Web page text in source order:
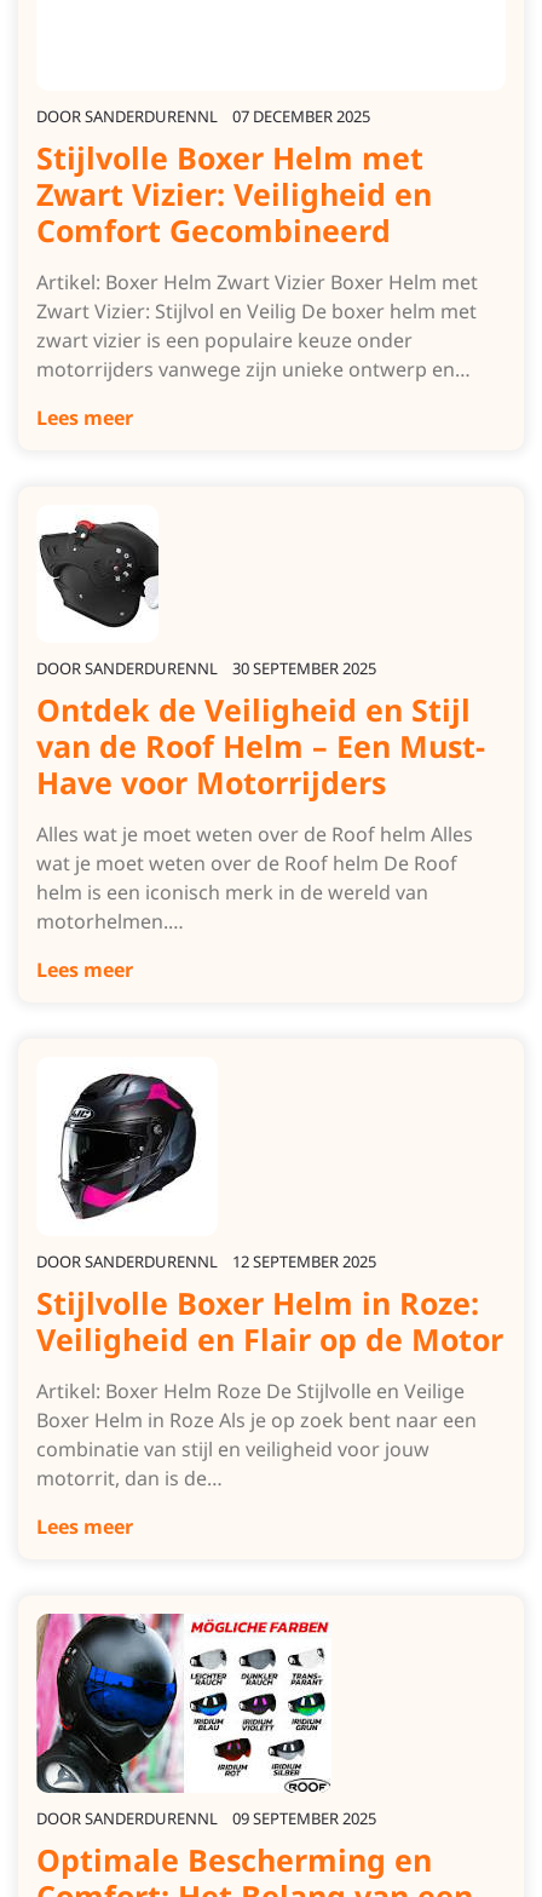
DOORSANDERDURENNL 07 DECEMBER 2025
Stijlvolle Boxer Helm met
Zwart Vizier: Veiligheid en
Comfort Gecombineerd
Artikel: Boxer Helm Zwart Vizier Boxer Helm met
Zwart Vizier: Stijlvol en Veilig De boxer helm met
zwart vizier is een populaire keuze onder
motorrijders vanwege zijn unieke ontwerp en…
Lees meer
DOORSANDERDURENNL 30 SEPTEMBER 2025
Ontdek de Veiligheid en Stijl
van de Roof Helm – Een Must-
Have voor Motorrijders
Alles wat je moet weten over de Roof helm Alles
wat je moet weten over de Roof helm De Roof
helm is een iconisch merk in de wereld van
motorhelmen.…
Lees meer
DOORSANDERDURENNL 12 SEPTEMBER 2025
Stijlvolle Boxer Helm in Roze:
Veiligheid en Flair op de Motor
Artikel: Boxer Helm Roze De Stijlvolle en Veilige
Boxer Helm in Roze Als je op zoek bent naar een
combinatie van stijl en veiligheid voor jouw
motorrit, dan is de…
Lees meer
DOORSANDERDURENNL 09 SEPTEMBER 2025
Optimale Bescherming en